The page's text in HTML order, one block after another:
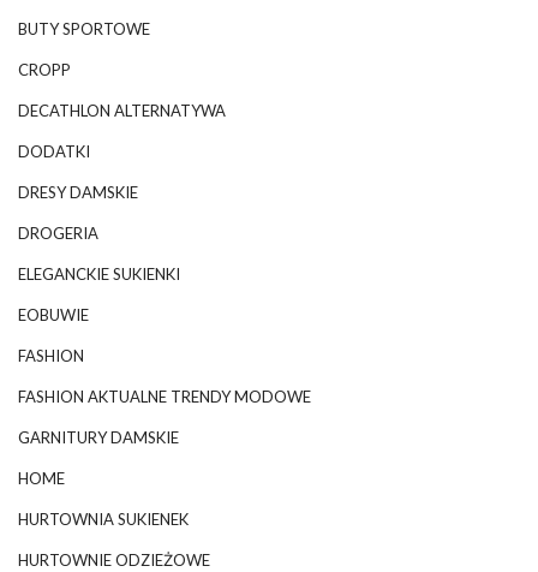
BUTY SPORTOWE
CROPP
DECATHLON ALTERNATYWA
DODATKI
DRESY DAMSKIE
DROGERIA
ELEGANCKIE SUKIENKI
EOBUWIE
FASHION
FASHION AKTUALNE TRENDY MODOWE
GARNITURY DAMSKIE
HOME
HURTOWNIA SUKIENEK
HURTOWNIE ODZIEŻOWE